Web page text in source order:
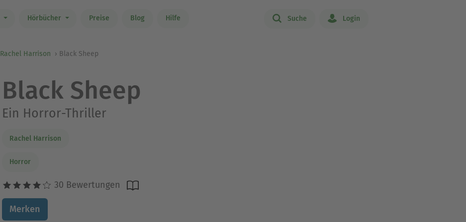
Hörbücher Preise Blog Hilfe Suche Login
Rachel Harrison Black Sheep
Black Sheep
Ein Horror-Thriller
Rachel Harrison
Horror
30 Bewertungen
Merken